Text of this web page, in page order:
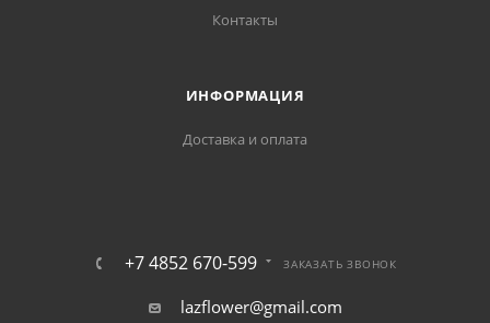
Контакты
ИНФОРМАЦИЯ
Доставка и оплата
+7 4852 670-599 ЗАКАЗАТЬ ЗВОНОК
lazflower@gmail.com